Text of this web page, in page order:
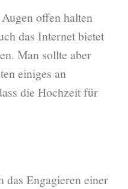
offen halten
das Internet bietet
Man sollte aber
einiges an
die Hochzeit für
das Engagieren einer